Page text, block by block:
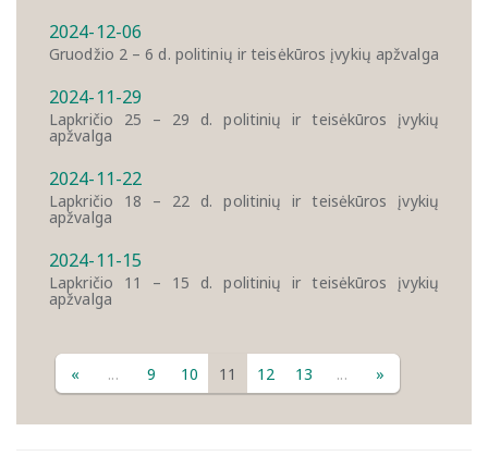
2024-12-06
Gruodžio 2 – 6 d. politinių ir teisėkūros įvykių apžvalga
2024-11-29
Lapkričio 25 – 29 d. politinių ir teisėkūros įvykių
apžvalga
2024-11-22
Lapkričio 18 – 22 d. politinių ir teisėkūros įvykių
apžvalga
2024-11-15
Lapkričio 11 – 15 d. politinių ir teisėkūros įvykių
apžvalga
« ... 9 10 11 12 13 ... »